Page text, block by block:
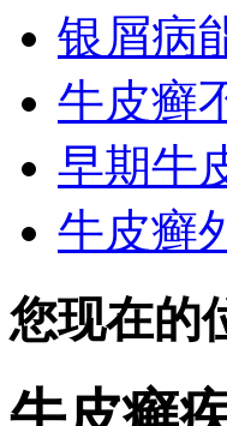
银屑病
牛皮癣
早期牛
牛皮癣
您现在的